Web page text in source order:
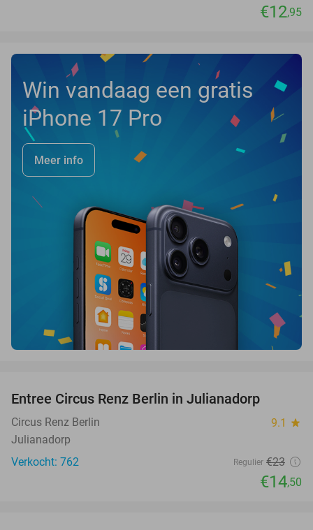
€12,95
Win vandaag een gratis
iPhone 17 Pro
Meer info
Entree Circus Renz Berlin in Julianadorp
Circus Renz Berlin 9.1 star
Julianadorp
Verkocht: 762
Regulier €23
€14,50